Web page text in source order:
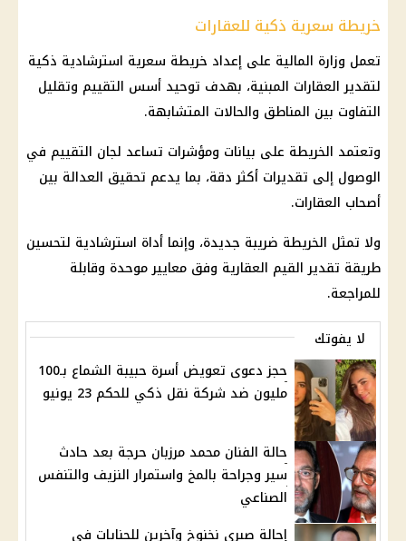
خريطة سعرية ذكية للعقارات
تعمل وزارة المالية على إعداد خريطة سعرية استرشادية ذكية
لتقدير العقارات المبنية، بهدف توحيد أسس التقييم وتقليل
التفاوت بين المناطق والحالات المتشابهة.
وتعتمد الخريطة على بيانات ومؤشرات تساعد لجان التقييم في
الوصول إلى تقديرات أكثر دقة، بما يدعم تحقيق العدالة بين
أصحاب العقارات.
ولا تمثل الخريطة ضريبة جديدة، وإنما أداة استرشادية لتحسين
طريقة تقدير القيم العقارية وفق معايير موحدة وقابلة
للمراجعة.
لا يفوتك
حجز دعوى تعويض أسرة حبيبة الشماع بـ100
مليون ضد شركة نقل ذكي للحكم 23 يونيو
حالة الفنان محمد مرزبان حرجة بعد حادث
سير وجراحة بالمخ واستمرار النزيف والتنفس
الصناعي
إحالة صبري نخنوخ وآخرين للجنايات في